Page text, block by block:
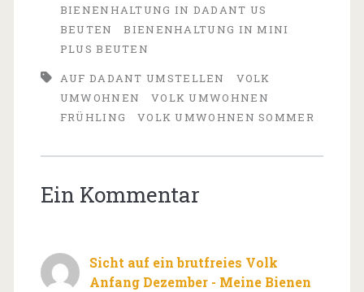
BIENENHALTUNG IN DADANT US
BEUTEN
BIENENHALTUNG IN MINI
PLUS BEUTEN
AUF DADANT UMSTELLEN
VOLK
UMWOHNEN
VOLK UMWOHNEN
FRÜHLING
VOLK UMWOHNEN SOMMER
Ein Kommentar
Sicht auf ein brutfreies Volk
Anfang Dezember - Meine Bienen